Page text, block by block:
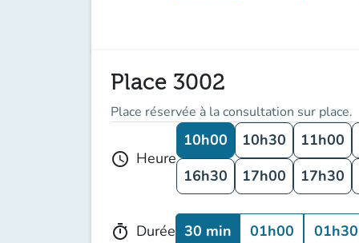
Place 3002
Place réservée à la consultation sur place.
schedule Heure
10h00 10h30 11h00
16h30
17h00 17h30
timer Durée 30 min 01h00 01h30